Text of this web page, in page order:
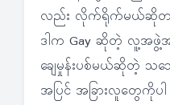
လည်း လိုက်ရိုက်မယ်ဆိုတာ
ဒါက Gay ဆိုတဲ့ လူ့အဖွဲ့
ချေမှုန်းပစ်မယ်ဆိုတဲ့ သဘ
အပြင် အခြားလူတွေကို